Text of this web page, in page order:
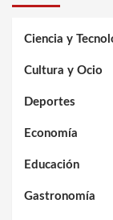
Ciencia y
Cultura y Ocio
Deportes
Economía
Educación
Gastronomía